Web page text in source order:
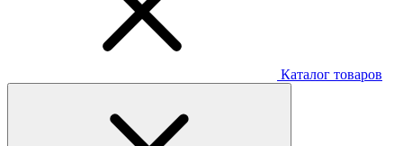
Каталог товаров